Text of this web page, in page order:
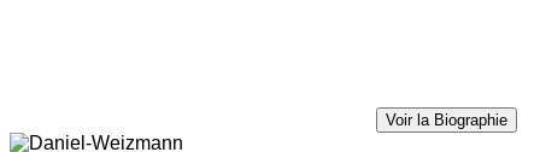
Voir la Biographie